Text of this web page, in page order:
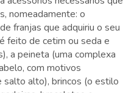
nomeadamente: o
franjas que adquiriu o seu
feito de cetim ou seda e
a peineta (uma complexa
com motivos
salto alto), brincos (o estilo